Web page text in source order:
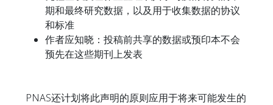
期和最终研究数据，以及用于收集数据的协议
和标准
作者应知晓：投稿前共享的数据或预印本不会
预先在这些期刊上发表
PNAS还计划将此声明的原则应用于将来可能发生的